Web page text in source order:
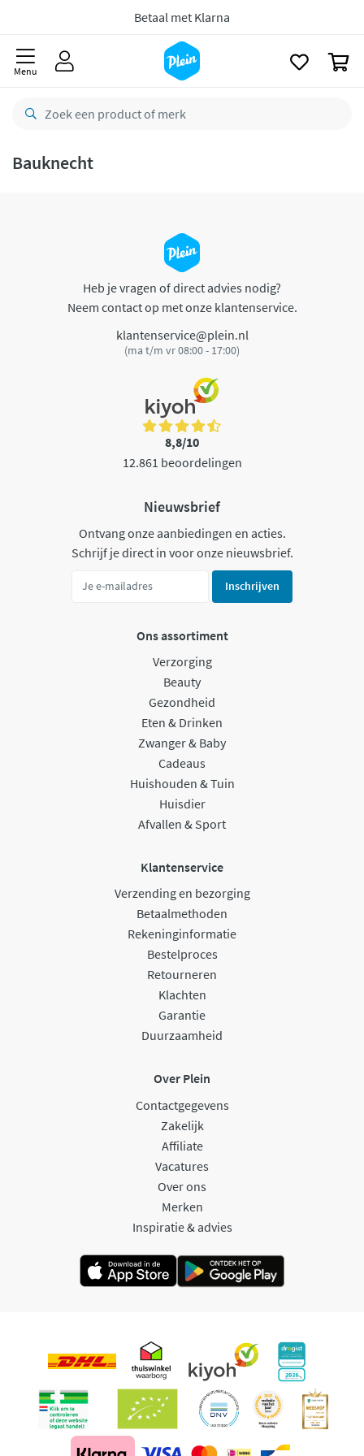
Betaal met Klarna
Menu
Bauknecht
Heb je vragen of direct advies nodig?
Neem contact op met onze klantenservice.
klantenservice@plein.nl
(ma t/m vr 08:00 - 17:00)
8,8/10
12.861 beoordelingen
Nieuwsbrief
Ontvang onze aanbiedingen en acties.
Schrijf je direct in voor onze nieuwsbrief.
Inschrijven
Ons assortiment
Verzorging
Beauty
Gezondheid
Eten & Drinken
Zwanger & Baby
Cadeaus
Huishouden & Tuin
Huisdier
Afvallen & Sport
Klantenservice
Verzending en bezorging
Betaalmethoden
Rekeninginformatie
Bestelproces
Retourneren
Klachten
Garantie
Duurzaamheid
Over Plein
Contactgegevens
Zakelijk
Affiliate
Vacatures
Over ons
Merken
Inspiratie & advies